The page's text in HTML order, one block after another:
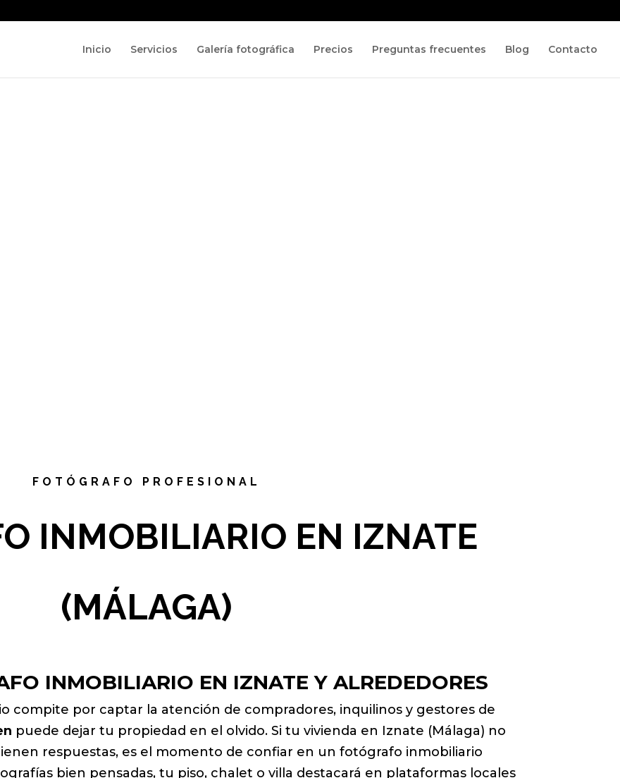
Inicio Servicios Galería fotográfica Precios Preguntas frecuentes Blog Contacto
FOTÓGRAFO PROFESIONAL
INMOBILIARIO EN IZNATE
(MÁLAGA)
INMOBILIARIO EN IZNATE Y ALREDEDORES
compite por captar la atención de compradores, inquilinos y gestores de
puede dejar tu propiedad en el olvido. Si tu vivienda en Iznate (Málaga) no
respuestas, es el momento de confiar en un fotógrafo inmobiliario
bien pensadas, tu piso, chalet o villa destacará en plataformas locales